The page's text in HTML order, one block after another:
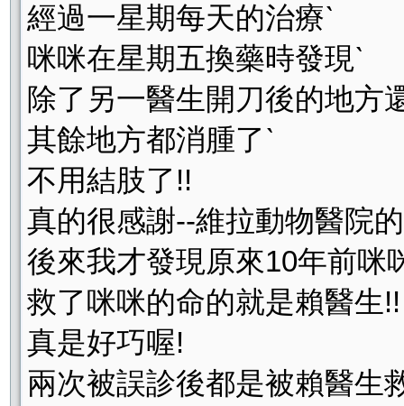
經過一星期每天的治療ˋ
咪咪在星期五換藥時發現ˋ
除了另一醫生開刀後的地方
其餘地方都消腫了ˋ
不用結肢了!!
真的很感謝--維拉動物醫院
後來我才發現原來10年前咪
救了咪咪的命的就是賴醫生!!
真是好巧喔!
兩次被誤診後都是被賴醫生